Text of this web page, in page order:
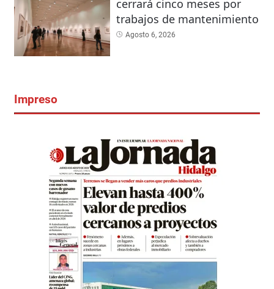
cerrará cinco meses por
trabajos de mantenimiento
Agosto 6, 2026
Impreso